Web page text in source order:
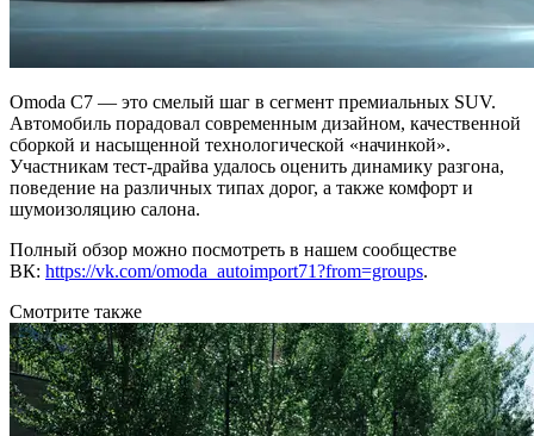
Omoda C7 — это смелый шаг в сегмент премиальных SUV.
Автомобиль порадовал современным дизайном, качественной
сборкой и насыщенной технологической «начинкой».
Участникам тест-драйва удалось оценить динамику разгона,
поведение на различных типах дорог, а также комфорт и
шумоизоляцию салона.
Полный обзор можно посмотреть в нашем сообществе
ВК: https://vk.com/omoda_autoimport71?from=groups.
Смотрите также